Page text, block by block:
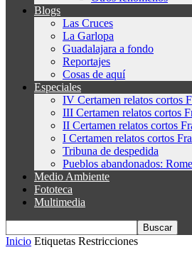
Blogs
Las Cruces
La Garlopa
Guadalajara a fondo
Reportajes
Cosas de aquí
Especiales
IV Certamen relatos cortos
III Certamen relatos cortos
II Certamen relatos cortos
I Certamen relatos cortos
Tribuna de despedida
Pueblos abandonados:
Medio Ambiente
Fototeca
Multimedia
Inicio Etiquetas Restricciones